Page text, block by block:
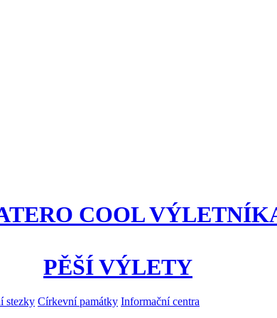
COOL
PĚŠÍ VÝLETY
stezky Církevní památky Informační centra